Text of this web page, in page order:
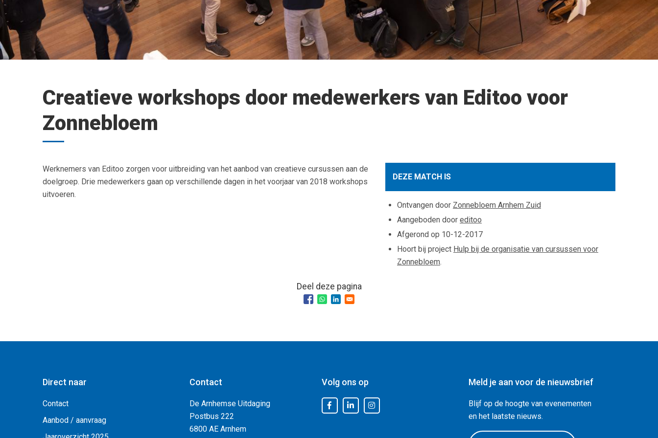
Creatieve workshops door medewerkers van Editoo voor
Zonnebloem
Werknemers van Editoo zorgen voor uitbreiding van het aanbod van creatieve cursussen aan de
doelgroep. Drie medewerkers gaan op verschillende dagen in het voorjaar van 2018 workshops
uitvoeren.
DEZE MATCH IS
Ontvangen door Zonnebloem Arnhem Zuid
Aangeboden door editoo
Afgerond op 10-12-2017
Hoort bij project Hulp bij de organisatie van cursussen voor
Zonnebloem.
Deel deze pagina
Direct naar
Contact
Aanbod / aanvraag
Contact
De Arnhemse Uitdaging
Postbus 222
6800 AE Arnhem
Volg ons op Meld je aan voor de nieuwsbrief
Blijf op de hoogte van evenementen
en het laatste nieuws.